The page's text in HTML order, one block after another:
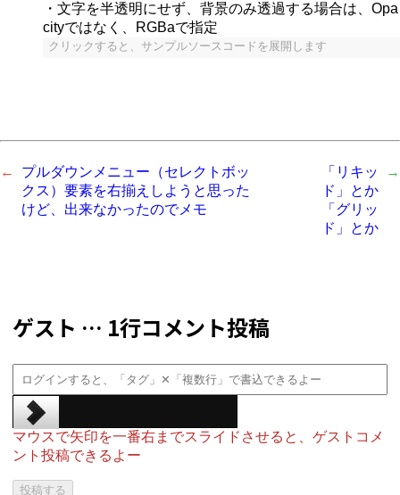
・文字を半透明にせず、背景のみ透過する場合は、Opa
cityではなく、RGBaで指定
クリックすると、サンプルソースコードを展開します
プルダウンメニュー（セレクトボッ
クス）要素を右揃えしようと思った
けど、出来なかったのでメモ
「リキッ
ド」とか
「グリッ
ド」とか
ゲスト … 1行コメント投稿
マウスで矢印を一番右までスライドさせると、ゲストコメ
ント投稿できるよー